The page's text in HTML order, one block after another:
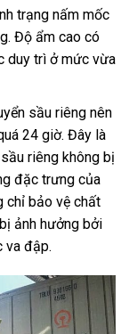
trạng nấm mốc
Độ ẩm cao có
duy trì ở mức vừa
sầu riêng nên
24 giờ. Đây là
riêng không bị
đặc trưng của
chỉ bảo vệ chất
ảnh hưởng bởi
va đập.